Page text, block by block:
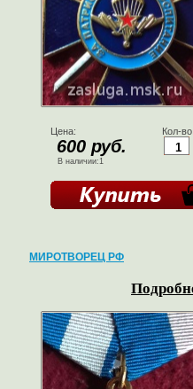
Цена:
600 руб.
В наличии:1
Кол-
МИРОТВОРЕЦ РФ